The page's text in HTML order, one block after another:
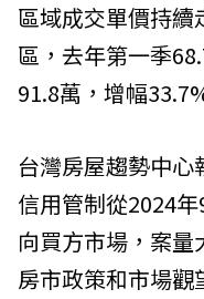
區域成交單價持續
區，去年第一季
91.8萬，增幅
台灣房屋趨勢中
信用管制從2024
向買方市場，案
房市政策和市場觀